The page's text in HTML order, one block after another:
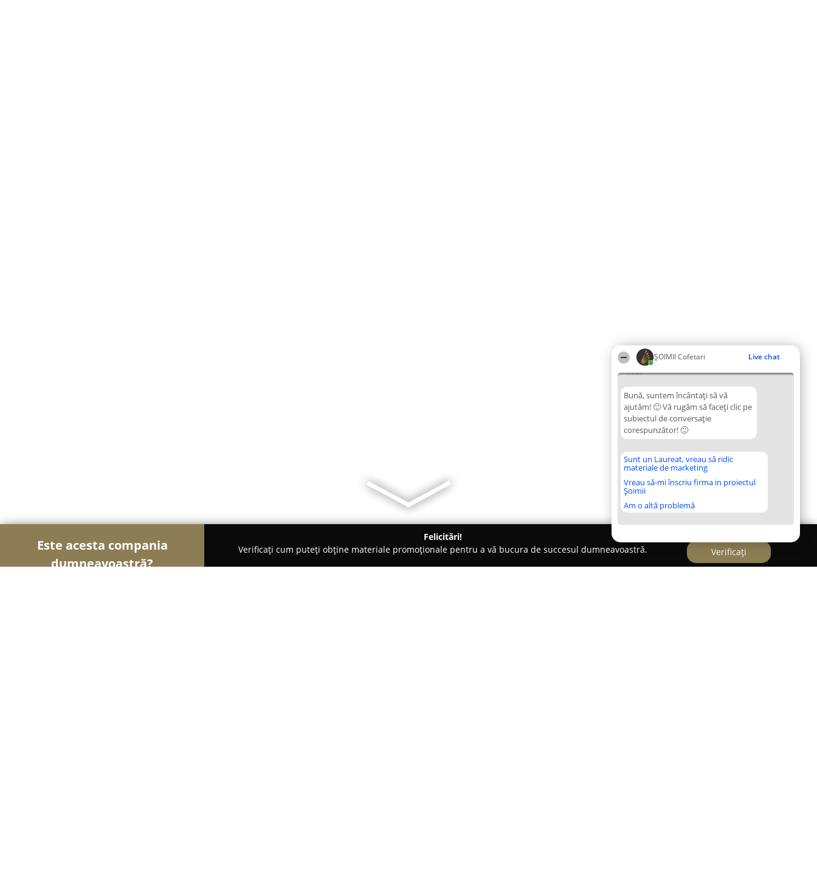
ȘOIMII Cofetari Live chat
11:07
Bună, suntem încântați să vă
ajutăm! 🙂 Vă rugăm să faceți clic pe
subiectul de conversație
corespunzător! 🙂
Sunt un Laureat, vreau să ridic
materiale de marketing
Vreau să-mi înscriu firma in proiectul
Șoimii
Am o altă problemă
Este acesta compania
dumneavoastră?
Felicitări!
Verificați cum puteți obține materiale promoționale pentru a vă bucura de succesul dumneavoastră.
Verificați